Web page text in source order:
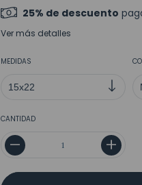
25% de descuento
Ver más detalles
MEDIDAS
CANTIDAD